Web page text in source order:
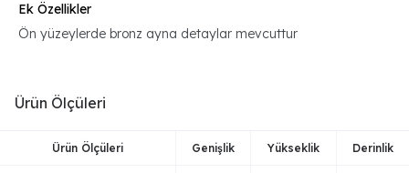
Ek Özellikler
Ön yüzeylerde bronz ayna detaylar mevcuttur
Ürün Ölçüleri
Ürün Ölçüleri Genişlik Yükseklik Derinlik